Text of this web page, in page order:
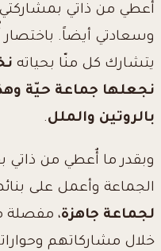
أُعطي من ذاتي بمشاركتي
وسعادتي أيضاً. باختصار
يتشارك كل منّا بحياته
نجعلها جماعة حيّة
بالروتين والملل.
وبقدر ما أٌعطي من ذاتي
الجماعة وأعمل على
لجماعة جاهزة، مفصلة
خلال مشاركاتهم